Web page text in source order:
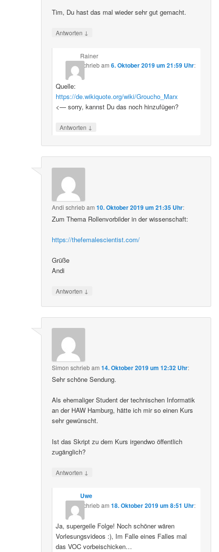
Tim, Du hast das mal wieder sehr gut gemacht.
Antworten ↓
Rainer
schriebam 6. Oktober 2019 um 21:59 Uhr:
Quelle:
https://de.wikiquote.org/wiki/Groucho_Marx
<— sorry, kannst Du das noch hinzufügen?
Antworten ↓
Andi schriebam10. Oktober 2019 um 21:35 Uhr:
Zum Thema Rollenvorbilder in der wissenschaft:
https://thefemalescientist.com/
Grüße
Andi
Antworten ↓
Simon schriebam14. Oktober 2019 um 12:32 Uhr:
Sehr schöne Sendung.
Als ehemaliger Student der technischen Informatik
an der HAW Hamburg, hätte ich mir so einen Kurs
sehr gewünscht.
Ist das Skript zu dem Kurs irgendwo öffentlich
zugänglich?
Antworten ↓
Uwe
schriebam 18. Oktober 2019 um 8:51 Uhr:
Ja, supergeile Folge! Noch schöner wären
Vorlesungsvideos :), Im Falle eines Falles mal
das VOC vorbeischicken…